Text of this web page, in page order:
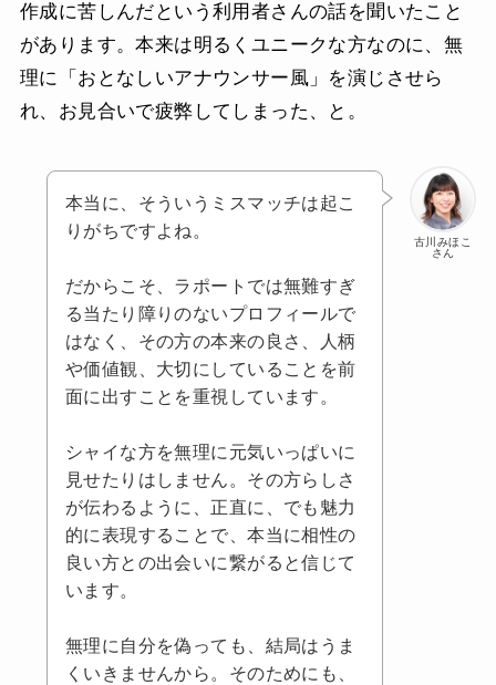
作成に苦しんだという利用者さんの話を聞いたこと
があります。本来は明るくユニークな方なのに、無
理に「おとなしいアナウンサー風」を演じさせら
れ、お見合いで疲弊してしまった、と。
古川みほこ
さん
本当に、そういうミスマッチは起こ
りがちですよね。
だからこそ、ラポートでは無難すぎ
る当たり障りのないプロフィールで
はなく、その方の本来の良さ、人柄
や価値観、大切にしていることを前
面に出すことを重視しています。
シャイな方を無理に元気いっぱいに
見せたりはしません。その方らしさ
が伝わるように、正直に、でも魅力
的に表現することで、本当に相性の
良い方との出会いに繋がると信じて
います。
無理に自分を偽っても、結局はうま
くいきませんから。そのためにも、